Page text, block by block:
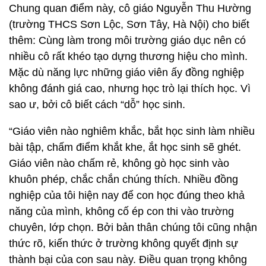
Chung quan điểm này, cô giáo Nguyễn Thu Hường
(trường THCS Sơn Lộc, Sơn Tây, Hà Nội) cho biết
thêm: Cùng làm trong môi trường giáo dục nên có
nhiều cô rất khéo tạo dựng thương hiệu cho mình.
Mặc dù năng lực những giáo viên ấy đồng nghiệp
không đánh giá cao, nhưng học trò lại thích học. Vì
sao ư, bởi cô biết cách “dỗ” học sinh.
“Giáo viên nào nghiêm khắc, bắt học sinh làm nhiều
bài tập, chấm điểm khắt khe, ắt học sinh sẽ ghét.
Giáo viên nào chấm rẻ, không gò học sinh vào
khuôn phép, chắc chắn chúng thích. Nhiều đồng
nghiệp của tôi hiện nay để con học đúng theo khả
năng của mình, không cố ép con thi vào trường
chuyên, lớp chọn. Bởi bản thân chúng tôi cũng nhận
thức rõ, kiến thức ở trường không quyết định sự
thành bại của con sau này. Điều quan trọng không